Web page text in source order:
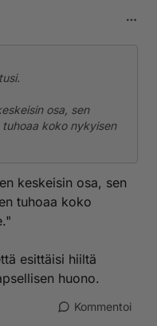
pöljä et sitä
koko ilmaa, josta
osa, sen
koko nykyisen
keskeisin osa, sen
tuhoaa koko
esittäisi hiiltä
huono.
Kommentoi